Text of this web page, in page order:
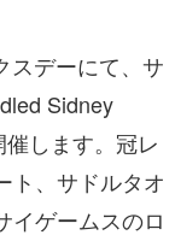
スデーにて、サ
Sidney
します。冠レ
ト、サドルタオ
イゲームスのロ